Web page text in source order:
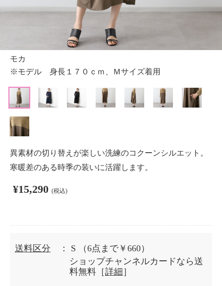
モカ
※モデル 身長１７０ｃｍ、Ｍサイズ着用
異素材の切り替えが楽しい洗練のコクーンシルエット。
寒暖差のある時季の装いに活躍します。
¥15,290 (税込)
送料区分 ： S
（6点まで￥660）
ショップチャンネルカードなら送
料無料［詳細 ］